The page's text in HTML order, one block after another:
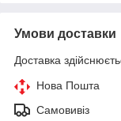
Умови доставки
Доставка
Нова Пошта
Самовивіз